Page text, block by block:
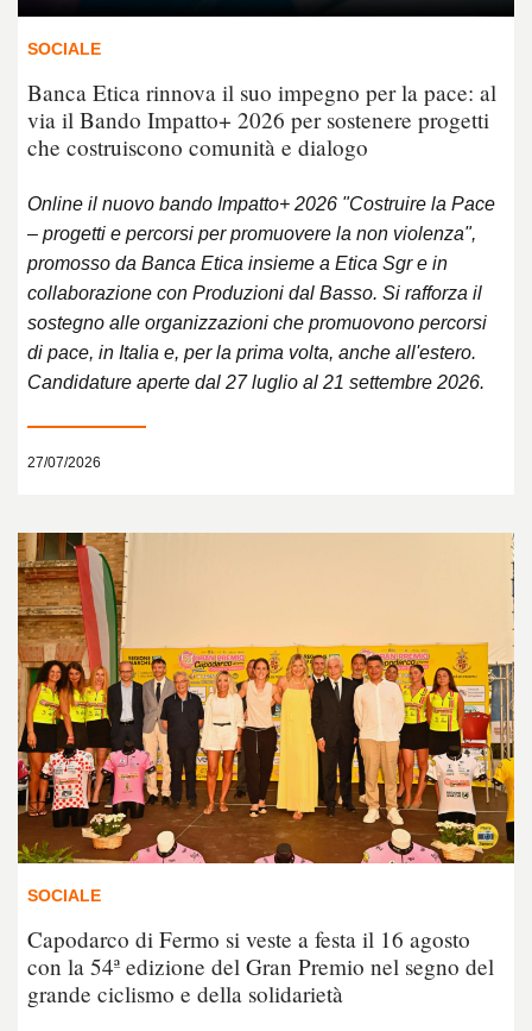
SOCIALE
Banca Etica rinnova il suo impegno per la pace: al
via il Bando Impatto+ 2026 per sostenere progetti
che costruiscono comunità e dialogo
Online il nuovo bando Impatto+ 2026 "Costruire la Pace
– progetti e percorsi per promuovere la non violenza",
promosso da Banca Etica insieme a Etica Sgr e in
collaborazione con Produzioni dal Basso. Si rafforza il
sostegno alle organizzazioni che promuovono percorsi
di pace, in Italia e, per la prima volta, anche all'estero.
Candidature aperte dal 27 luglio al 21 settembre 2026.
27/07/2026
SOCIALE
Capodarco di Fermo si veste a festa il 16 agosto
con la 54ª edizione del Gran Premio nel segno del
grande ciclismo e della solidarietà